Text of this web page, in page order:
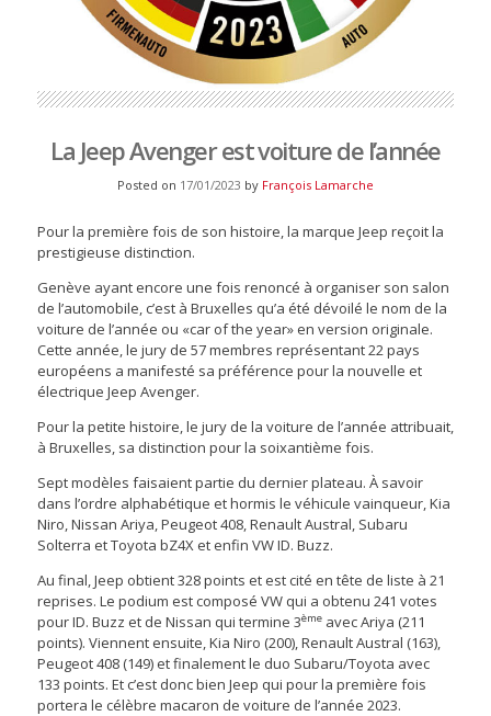
La Jeep Avenger est voiture de l’année
Posted on 17/01/2023 by François Lamarche
Pour la première fois de son histoire, la marque Jeep reçoit la
prestigieuse distinction.
Genève ayant encore une fois renoncé à organiser son salon
de l’automobile, c’est à Bruxelles qu’a été dévoilé le nom de la
voiture de l’année ou «car of the year» en version originale.
Cette année, le jury de 57 membres représentant 22 pays
européens a manifesté sa préférence pour la nouvelle et
électrique Jeep Avenger.
Pour la petite histoire, le jury de la voiture de l’année attribuait,
à Bruxelles, sa distinction pour la soixantième fois.
Sept modèles faisaient partie du dernier plateau. À savoir
dans l’ordre alphabétique et hormis le véhicule vainqueur, Kia
Niro, Nissan Ariya, Peugeot 408, Renault Austral, Subaru
Solterra et Toyota bZ4X et enfin VW ID. Buzz.
Au final, Jeep obtient 328 points et est cité en tête de liste à 21
reprises. Le podium est composé VW qui a obtenu 241 votes
pour ID. Buzz et de Nissan qui termine 3ème avec Ariya (211
points). Viennent ensuite, Kia Niro (200), Renault Austral (163),
Peugeot 408 (149) et finalement le duo Subaru/Toyota avec
133 points. Et c’est donc bien Jeep qui pour la première fois
portera le célèbre macaron de voiture de l’année 2023.